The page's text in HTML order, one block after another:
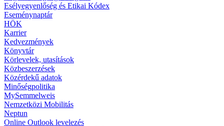
Esélyegyenlőség és Etikai Kódex
Eseménynaptár
HÖK
Karrier
Kedvezmények
Könyvtár
Körlevelek, utasítások
Közbeszerzések
Közérdekű adatok
Minőségpolitika
MySemmelweis
Nemzetközi Mobilitás
Neptun
Online Outlook levelezés